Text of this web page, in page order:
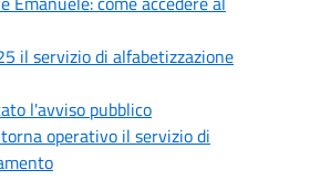
il servizio di alfabetizzazione
l'avviso pubblico
operativo il servizio di